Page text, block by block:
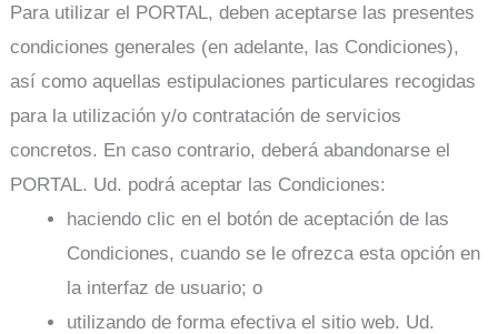
Para utilizar el PORTAL, deben aceptarse las presentes
condiciones generales (en adelante, las Condiciones),
así como aquellas estipulaciones particulares recogidas
para la utilización y/o contratación de servicios
concretos. En caso contrario, deberá abandonarse el
PORTAL. Ud. podrá aceptar las Condiciones:
haciendo clic en el botón de aceptación de las
Condiciones, cuando se le ofrezca esta opción en
la interfaz de usuario; o
utilizando de forma efectiva el sitio web. Ud.